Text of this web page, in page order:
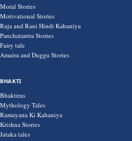
Moral Stories
Motivational Stories
Raja and Rani Hindi Kahaniya
Panchatantra Stories
Fairy tale
Amaira and Duggu Stories
BHAKTI
Bhaktiras
Mythology Tales
Ramayana Ki Kahaniya
Krishna Stories
Jataka tales